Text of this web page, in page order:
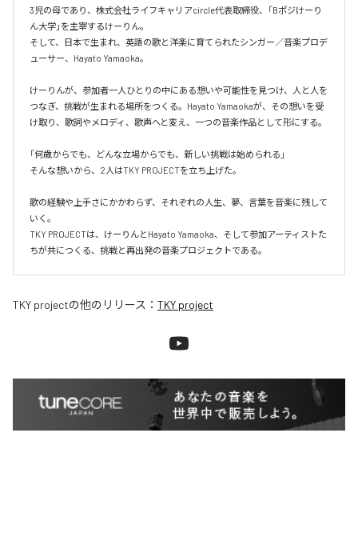
3児の母であり、株式会社ライフキャリアcircle代表取締役、「Bポジけーり
ん大学」を主宰するけーりん。
そして、日本で生まれ、英語の歌と洋楽に育てられたシンガー／音楽プロデ
ューサー、Hayato Yamaoka。
けーりんが、参加者一人ひとりの中にある想いや可能性を見つけ、人と人を
つなぎ、挑戦が生まれる場所をつくる。Hayato Yamaokaが、その想いを受
け取り、歌詞やメロディ、歌声へと変え、一つの音楽作品として形にする。
「何歳からでも、どんな立場からでも、新しい挑戦は始められる」
そんな想いから、2人はTKY PROJECTを立ち上げた。
歌の経験や上手さにかかわらず、それぞれの人生、夢、言葉を音楽に残して
いく。
TKY PROJECTは、けーりんとHayato Yamaoka、そして参加アーティストた
ちが共につくる、挑戦と再出発の音楽プロジェクトである。
TKY projectの他のリリース： TKY project